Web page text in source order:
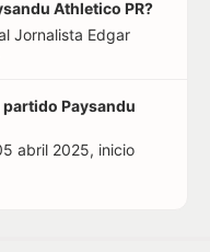
Athletico PR?
Jornalista Edgar
partido Paysandu
abril 2025, inicio